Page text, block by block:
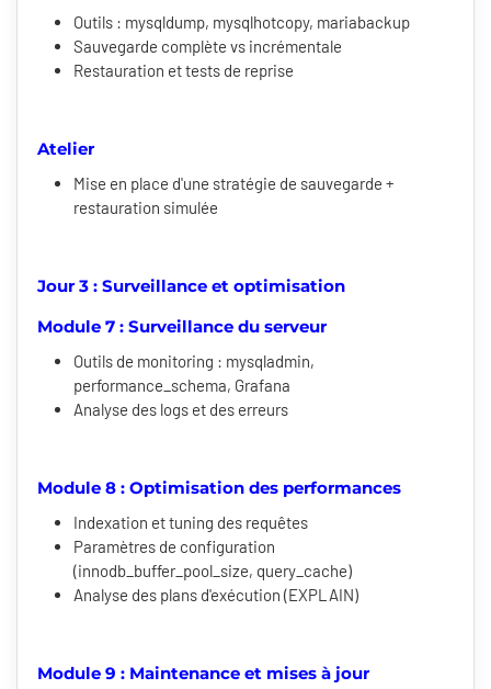
Outils : mysqldump, mysqlhotcopy, mariabackup
Sauvegarde complète vs incrémentale
Restauration et tests de reprise
Atelier
Mise en place d'une stratégie de sauvegarde +
restauration simulée
Jour 3 : Surveillance et optimisation
Module 7 : Surveillance du serveur
Outils de monitoring : mysqladmin,
performance_schema, Grafana
Analyse des logs et des erreurs
Module 8 : Optimisation des performances
Indexation et tuning des requêtes
Paramètres de configuration
(innodb_buffer_pool_size, query_cache)
Analyse des plans d'exécution (EXPLAIN)
Module 9 : Maintenance et mises à jour